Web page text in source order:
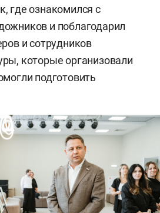
где ознакомился с
и поблагодарил
и сотрудников
которые организовали
подготовить